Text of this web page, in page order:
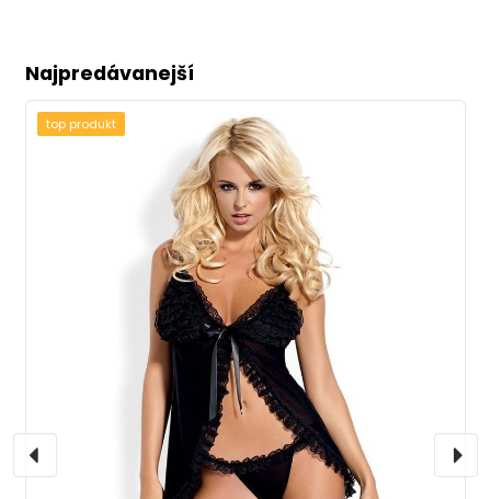
Najpredávanejší
top produkt